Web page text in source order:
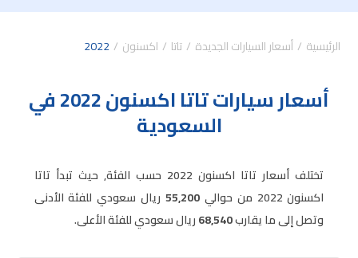
الرئيسية أسعار السيارات الجديدة تاتا اكسنون 2022
أسعار سيارات تاتا اكسنون 2022 في
السعودية
تختلف أسعار تاتا اكسنون 2022 حسب الفئة, حيث تبدأ تاتا
اكسنون 2022 من حوالي
55,200ريال سعودي للفئة الأدنى
وتصل إلى ما يقارب68,540ريال سعودي للفئة الأعلى.